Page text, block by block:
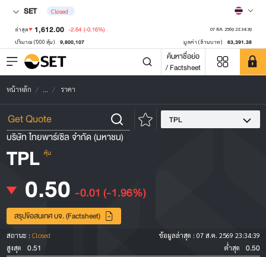
SET Closed
ล่าสุด 1,612.00 -2.64 (-0.16%) 07 ส.ค. 2569 23:34:39
ปริมาณ ('000 หุ้น) 9,800,107 มูลค่า (ล้านบาท) 63,391.38
ค้นหาชื่อย่อ
/ Factsheet
หน้าหลัก ... ราคา
TPL
บริษัท ไทยพาร์เซิล จำกัด (มหาชน)
TPL หุ้น
0.50 -0.01 (-1.96%)
สรุปข้อสนเทศ บจ. (Factsheet)
สถานะ : Closed ข้อมูลล่าสุด : 07 ส.ค. 2569 23:34:39
สูงสุด
0.51 ต่ำสุด 0.50